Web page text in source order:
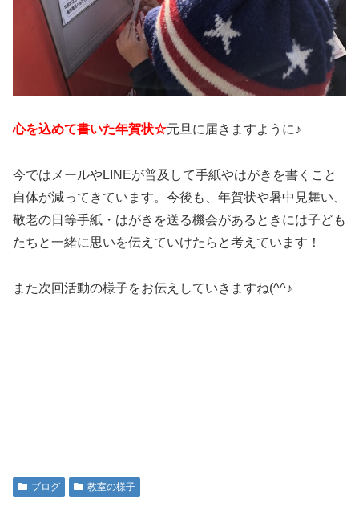
心を込めて書いた年賀状☆元旦に届きますように♪
今ではメールやLINEが普及して手紙やはがきを書くこと
自体が減ってきています。今後も、年賀状や暑中見舞い、
敬老の日等手紙・はがきを送る機会があるときには子ども
たちと一緒に思いを伝えていけたらと考えています！
また次回活動の様子をお伝えしていきますね(^^♪
ブログ 教室の様子